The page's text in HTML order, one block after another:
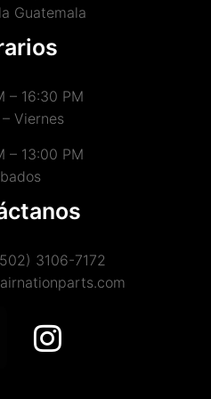
Guatemala
– 16:30 PM
Viernes
– 13:00 PM
3106-7172